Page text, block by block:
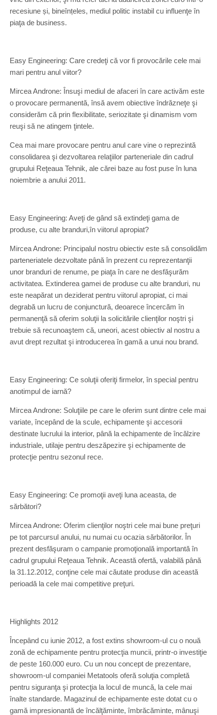
recesiune și, bineînțeles, mediul politic instabil cu influenţe în
piaţa de business.
Easy Engineering: Care credeţi că vor fi provocările cele mai
mari pentru anul viitor?
Mircea Androne: Însuşi mediul de afaceri în care activăm este
o provocare permanentă, însă avem obiective îndrăzneţe şi
considerăm că prin flexibilitate, seriozitate şi dinamism vom
reuşi să ne atingem ţintele.
Cea mai mare provocare pentru anul care vine o reprezintă
consolidarea şi dezvoltarea relaţiilor parteneriale din cadrul
grupului Reţeaua Tehnik, ale cărei baze au fost puse în luna
noiembrie a anului 2011.
Easy Engineering: Aveţi de gând să extindeţi gama de
produse, cu alte branduri,în viitorul apropiat?
Mircea Androne: Principalul nostru obiectiv este să consolidăm
parteneriatele dezvoltate până în prezent cu reprezentanţii
unor branduri de renume, pe piaţa în care ne desfăşurăm
activitatea. Extinderea gamei de produse cu alte branduri, nu
este neapărat un deziderat pentru viitorul apropiat, ci mai
degrabă un lucru de conjunctură, deoarece încercăm în
permanenţă să oferim soluţii la solicitările clienţilor noştri şi
trebuie să recunoaştem că, uneori, acest obiectiv al nostru a
avut drept rezultat şi introducerea în gamă a unui nou brand.
Easy Engineering: Ce soluţii oferiţi firmelor, în special pentru
anotimpul de iarnă?
Mircea Androne: Soluţiile pe care le oferim sunt dintre cele mai
variate, începând de la scule, echipamente şi accesorii
destinate lucrului la interior, până la echipamente de încălzire
industriale, utilaje pentru deszăpezire şi echipamente de
protecţie pentru sezonul rece.
Easy Engineering: Ce promoţii aveţi luna aceasta, de
sărbători?
Mircea Androne: Oferim clienţilor noştri cele mai bune preţuri
pe tot parcursul anului, nu numai cu ocazia sărbătorilor. În
prezent desfăşuram o campanie promoţională importantă în
cadrul grupului Reţeaua Tehnik. Această ofertă, valabilă până
la 31.12.2012, conţine cele mai căutate produse din această
perioadă la cele mai competitive preţuri.
Highlights 2012
Începând cu iunie 2012, a fost extins showroom-ul cu o nouă
zonă de echipamente pentru protecţia muncii, printr-o investiţie
de peste 160.000 euro. Cu un nou concept de prezentare,
showroom-ul companiei Metatools oferă soluţia completă
pentru siguranţa şi protecţia la locul de muncă, la cele mai
înalte standarde. Magazinul de echipamente este dotat cu o
gamă impresionantă de încălţăminte, îmbrăcăminte, mânuşi